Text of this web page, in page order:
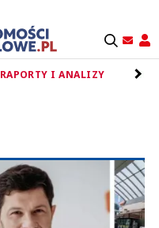
RAPORTY I ANALIZY